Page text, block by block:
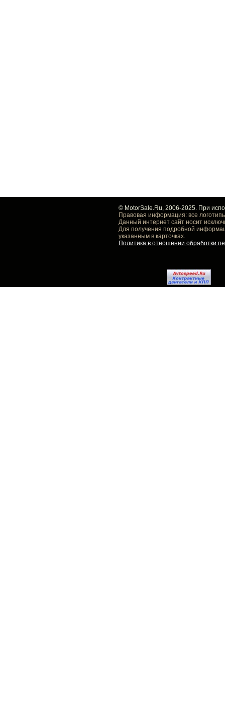
© MotorSale.Ru, 2006-2025. При
Правовая информация: все
Данный интернет сайт носит
Для получения подробной
указанным в карточках.
Политика в отношении обработки